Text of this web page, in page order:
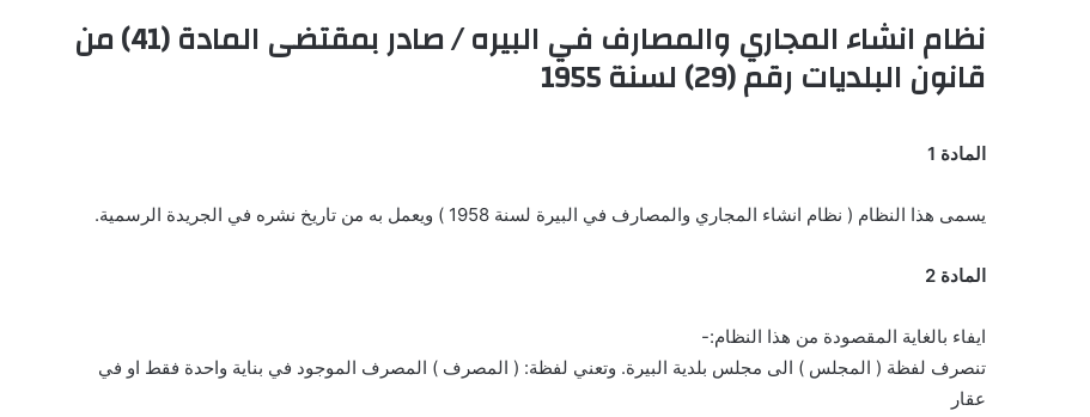
نظام انشاء المجاري والمصارف في البيره / صادر بمقتضى المادة (41) من
قانون البلديات رقم (29) لسنة 1955
المادة 1
يسمى هذا النظام ( نظام انشاء المجاري والمصارف في البيرة لسنة 1958 ) ويعمل به من تاريخ نشره في الجريدة الرسمية.
المادة 2
ايفاء بالغاية المقصودة من هذا النظام:-
تنصرف لفظة ( المجلس ) الى مجلس بلدية البيرة. وتعني لفظة: ( المصرف ) المصرف الموجود في بناية واحدة فقط او في
عقار